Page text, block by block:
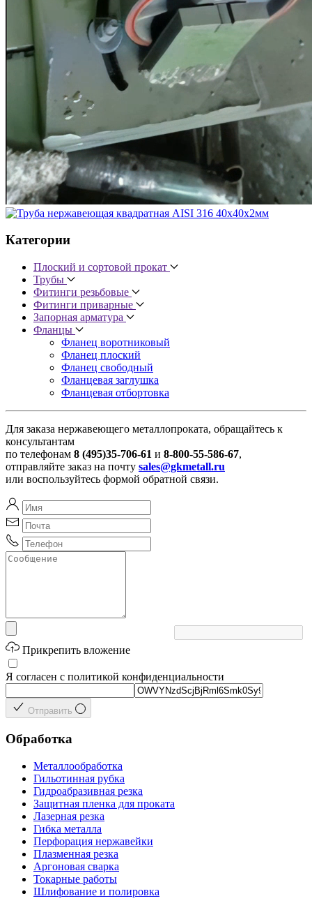
Категории
Плоский и сортовой прокат
Трубы
Фитинги резьбовые
Фитинги приварные
Запорная арматура
Фланцы
Фланец воротниковый
Фланец плоский
Фланец свободный
Фланцевая заглушка
Фланцевая отбортовка
Для заказа нержавеющего металлопроката, обращайтесь к
консультантам
по телефонам 8 (495)35-706-61 и 8-800-55-586-67,
отправляйте заказ на почту sales@gkmetall.ru
или воспользуйтесь формой обратной связи.
Прикрепить вложение
Я согласен с политикой конфиденциальности
Отправить
Обработка
Металлообработка
Гильотинная рубка
Гидроабразивная резка
Защитная пленка для проката
Лазерная резка
Гибка металла
Перфорация нержавейки
Плазменная резка
Аргоновая сварка
Токарные работы
Шлифование и полировка